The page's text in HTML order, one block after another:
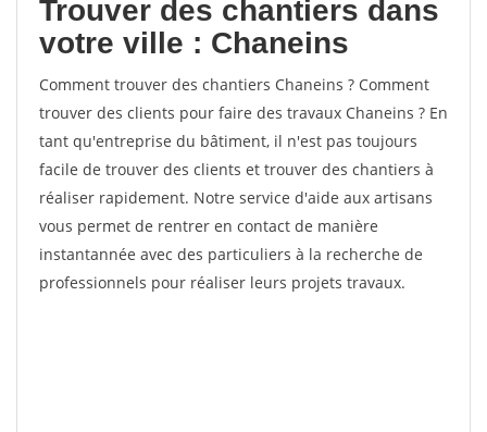
Trouver des chantiers dans
votre ville : Chaneins
Comment trouver des chantiers Chaneins ? Comment
trouver des clients pour faire des travaux Chaneins ? En
tant qu'entreprise du bâtiment, il n'est pas toujours
facile de trouver des clients et trouver des chantiers à
réaliser rapidement. Notre service d'aide aux artisans
vous permet de rentrer en contact de manière
instantannée avec des particuliers à la recherche de
professionnels pour réaliser leurs projets travaux.